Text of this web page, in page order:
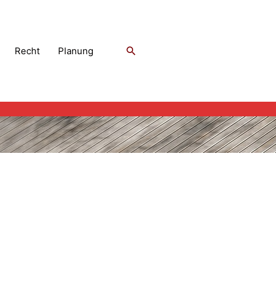
Recht Planung Suchen